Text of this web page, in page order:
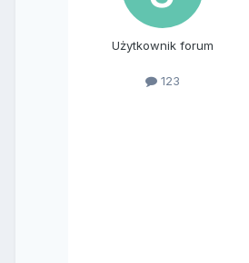
Użytkownik forum
123